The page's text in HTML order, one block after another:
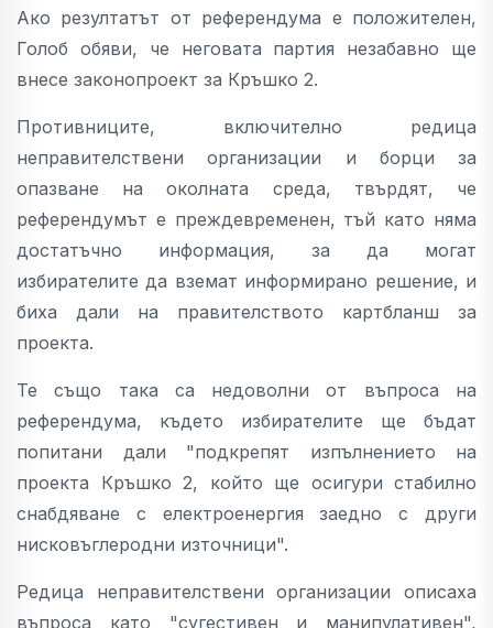
Ако резултатът от референдума е положителен,
Голоб обяви, че неговата партия незабавно ще
внесе законопроект за Кръшко 2.
Противниците, включително редица
неправителствени организации и борци за
опазване на околната среда, твърдят, че
референдумът е преждевременен, тъй като няма
достатъчно информация, за да могат
избирателите да вземат информирано решение, и
биха дали на правителството картбланш за
проекта.
Те също така са недоволни от въпроса на
референдума, където избирателите ще бъдат
попитани дали "подкрепят изпълнението на
проекта Кръшко 2, който ще осигури стабилно
снабдяване с електроенергия заедно с други
нисковъглеродни източници".
Редица неправителствени организации описаха
въпроса като "сугестивен и манипулативен",